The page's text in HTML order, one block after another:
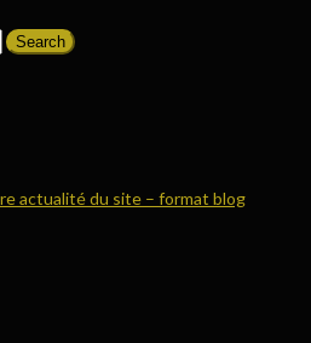
actualité du site – format blog